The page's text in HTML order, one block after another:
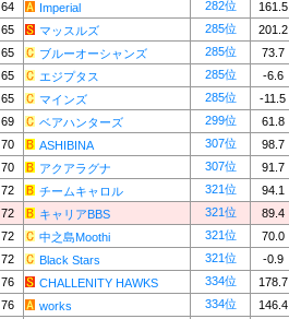
64
Imperial 282位 161.5
65
マッスルズ 285位 201.2
65
ブルーオーシャンズ 285位 73.7
65
エジプタス 285位 -6.6
65
マインズ 285位 -11.5
69
ベアハンターズ 299位 61.8
70
ASHIBINA 307位 98.7
70
アクアラグナ 307位 91.7
72
チームキャロル 321位 94.1
72
キャリアBBS 321位 89.4
72
中之島Moothi 321位 70.0
72
Black Stars 321位 -0.9
76
CHALLENITY HAWKS 334位 178.7
76
works 334位 146.4